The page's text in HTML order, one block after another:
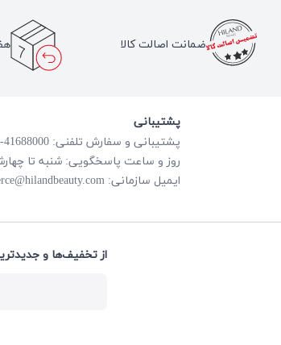
ضمانت اصالت کالا
پشتیبانی
پشتیبانی و سفارش تلفنی: 41688000-021
روز و ساعت پاسخگویی: شنبه تا چهارشنبه از
ایمیل سازمانی:
از تخفیف‌ها و